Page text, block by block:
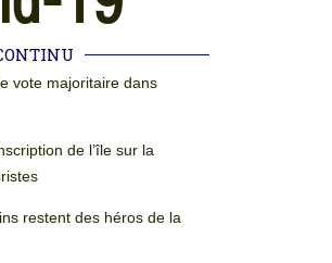
vote majoritaire dans
de l’île sur la
restent des héros de la